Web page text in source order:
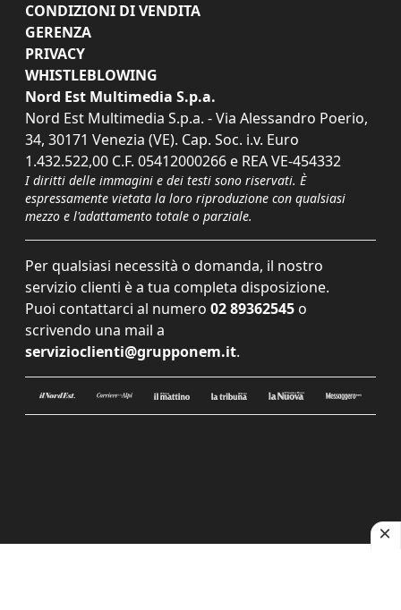
CONDIZIONI DI VENDITA
GERENZA
PRIVACY
WHISTLEBLOWING
Nord Est Multimedia S.p.a.
Nord Est Multimedia S.p.a. - Via Alessandro Poerio,
34, 30171 Venezia (VE). Cap. Soc. i.v. Euro
1.432.522,00 C.F. 05412000266 e REA VE-454332
I diritti delle immagini e dei testi sono riservati. È
espressamente vietata la loro riproduzione con qualsiasi
mezzo e l'adattamento totale o parziale.
Per qualsiasi necessità o domanda, il nostro
servizio clienti è a tua completa disposizione.
Puoi contattarci al numero 02 89362545 o
scrivendo una mail a
servizioclienti@grupponem.it.